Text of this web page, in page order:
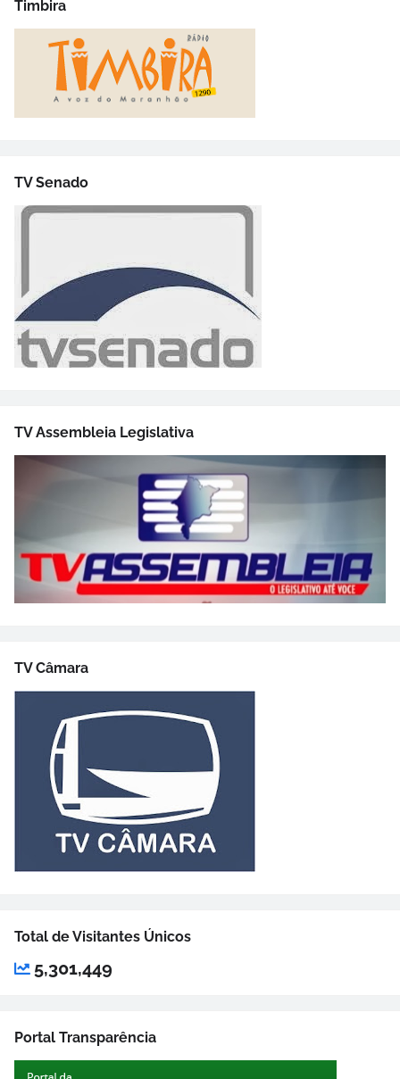
Timbira
TV Senado
TV Assembleia Legislativa
TV Câmara
Total de Visitantes Únicos
5,301,449
Portal Transparência